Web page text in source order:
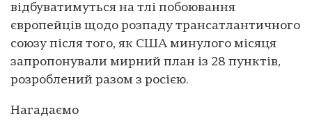
відбуватимуться на тлі побоювання
європейців щодо розпаду трансатлантичного
союзу після того, як США минулого місяця
запропонували мирний план із 28 пунктів,
розроблений разом з росією.
Нагадаємо